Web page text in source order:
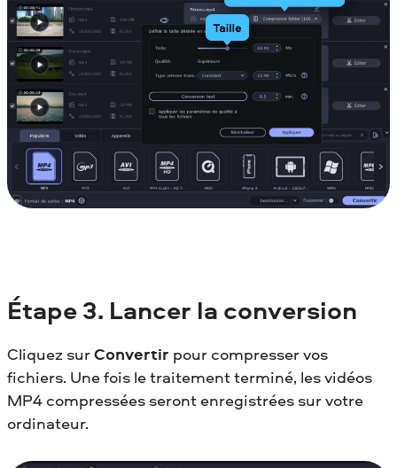
Étape 3. Lancer la conversion
Cliquez surConvertir pour compresser vos
fichiers. Une fois le traitement terminé, les vidéos
MP4 compressées seront enregistrées sur votre
ordinateur.